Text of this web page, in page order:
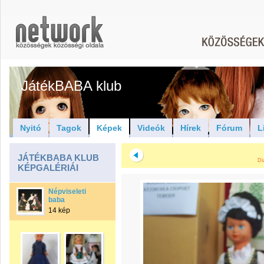
JátékBABA klub
Nyitó Tagok Képek Videók Hírek Fórum
JÁTÉKBABA KLUB
KÉPGALÉRIÁI
Népviseleti
baba
14 kép